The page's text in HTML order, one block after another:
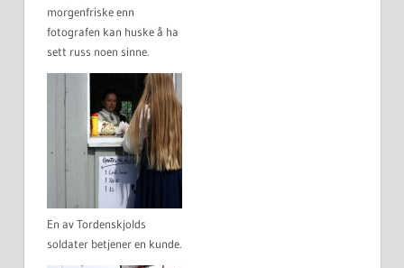
morgenfriske enn
fotografen kan huske å ha
sett russ noen sinne.
En av Tordenskjolds
soldater betjener en kunde.